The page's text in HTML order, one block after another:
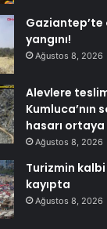
Gaziantep’te
yangını!
Ağustos 8, 2026
Alevlere
Kumluca’nın
hasarı ortaya
Ağustos 8, 2026
Turizmin kalbi
kayıpta
Ağustos 8, 2026